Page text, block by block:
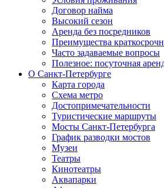
Договор найма
Высокий сезон
Аренда без посредников
Преимущества
Часто задаваемые вопросы
Полезное: посуточная
О Санкт-Петербурге
Карта города
Схема метро
Достопримечательности
Туристические маршруты
Мосты Санкт-Петербурга
График разводки мостов
Музеи
Театры
Кинотеатры
Аквапарки